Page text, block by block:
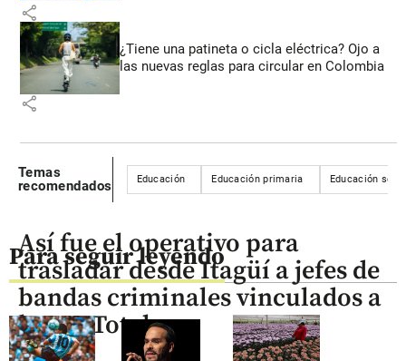
share
¿Tiene una patineta o cicla eléctrica? Ojo a
las nuevas reglas para circular en Colombia
share
Temas
recomendados
Educación Educación primaria Educación
Para seguir leyendo
Así fue el operativo para
trasladar desde Itagüí a jefes de
bandas criminales vinculados a
la Paz Total